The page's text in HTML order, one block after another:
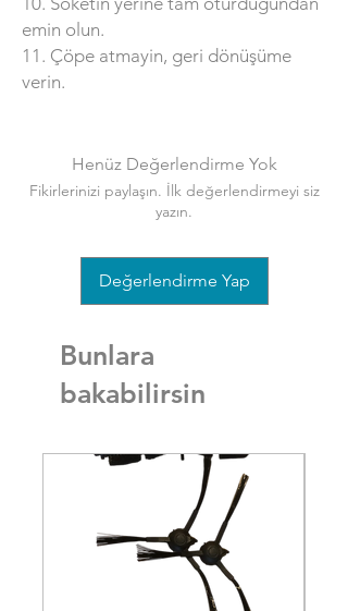
emin olun.
11. Çöpe atmayin, geri dönüşüme
verin.
Henüz Değerlendirme Yok
Fikirlerinizi paylaşın. İlk değerlendirmeyi siz
yazın.
Değerlendirme Yap
Bunlara
bakabilirsin